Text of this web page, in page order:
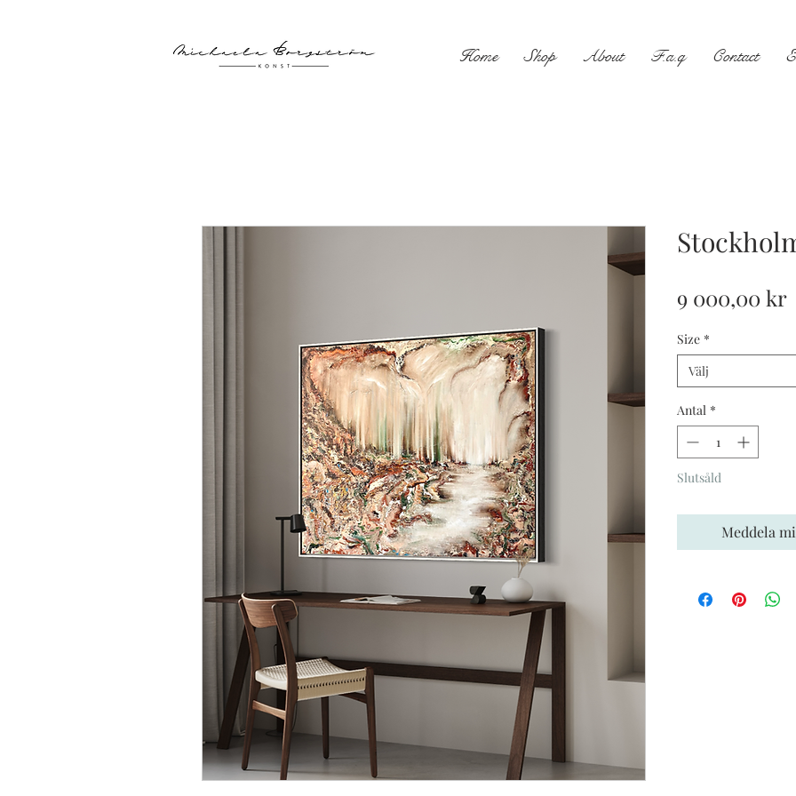
Home Shop About F.a.q Contact
9 000,00 kr
Size *
Välj
Antal *
Slutsåld
Meddela